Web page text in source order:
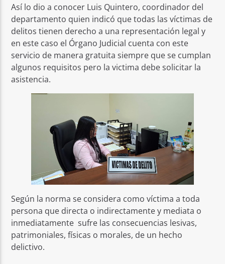
Así lo dio a conocer Luis Quintero, coordinador del
departamento quien indicó que todas las víctimas de
delitos tienen derecho a una representación legal y
en este caso el Órgano Judicial cuenta con este
servicio de manera gratuita siempre que se cumplan
algunos requisitos pero la victima debe solicitar la
asistencia.
Según la norma se considera como víctima a toda
persona que directa o indirectamente y mediata o
inmediatamente sufre las consecuencias lesivas,
patrimoniales, físicas o morales, de un hecho
delictivo.